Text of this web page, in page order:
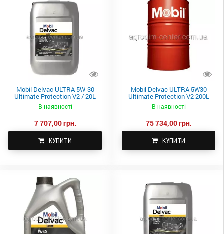
Mobil Delvac ULTRA 5W-30
Ultimate Protection V2 / 20L
В наявності
7 707,00 грн.
КУПИТИ
Mobil Delvac ULTRA 5W30
Ultimate Protection V2 200L
В наявності
75 734,00 грн.
КУПИТИ